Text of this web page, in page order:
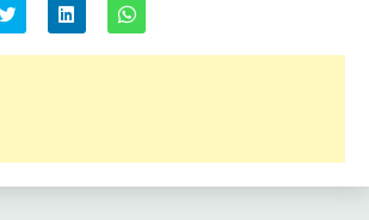
to
on
to
on
to
on